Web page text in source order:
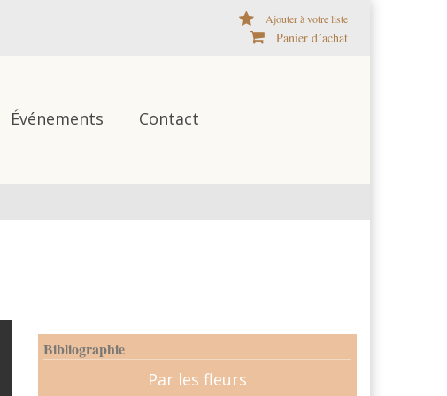
Ajouter à votre liste
Panier d´achat
Événements Contact
Bibliographie
Par les fleurs